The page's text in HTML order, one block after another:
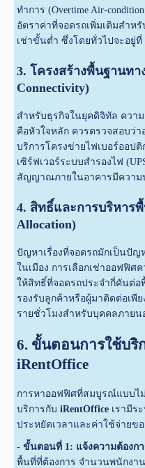
ทำการ (Overtime Air-
อัตราค่าที่จอดรถเพิ่มเติมสำห
เช่าขั้นต่ำ ซึ่งโดยทั่วไปจะอยู่ที่
3. โครงสร้างพื้นฐานท
Connectivity)
สำหรับธุรกิจในยุคดิจิทัล ความ
คือหัวใจหลัก ควรตรวจสอบว่
บริการโครงข่ายไฟเบอร์ออปติ
เซิร์ฟเวอร์ระบบสำรองไฟ
สัญญาณภายในอาคารมีความ
4. สิทธิ์และการบริหาร
Allocation)
ปัญหาเรื่องที่จอดรถมักเป็นปั
ในเมือง การเลือกเช่าออฟฟิศ
ให้สิทธิ์ที่จอดรถประจำกี่คันต่
รองรับลูกค้าหรือผู้มาติดต่อเพี
รายชั่วโมงสำหรับบุคคลภายน
6. ขั้นตอนการใช้บ
iRentOffice
การหาออฟฟิศที่สมบูรณ์แบบไม่
บริการกับiRentOffice เรามีร
ประหยัดเวลาและค่าใช้จ่ายข
- ขั้นตอนที่ 1: แจ้งความต้องก
พื้นที่ที่ต้องการ จำนวนพนักงา